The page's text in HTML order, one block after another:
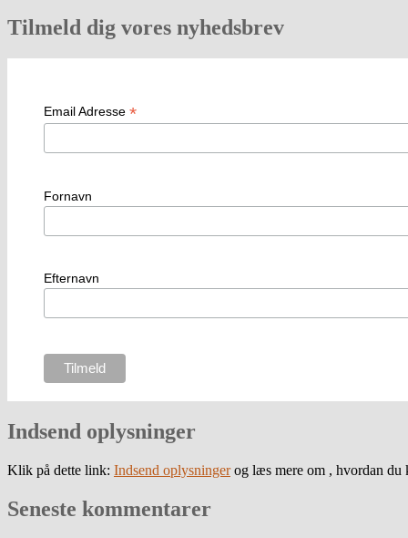
Tilmeld dig vores nyhedsbrev
Email Adresse *
Fornavn
Efternavn
Indsend oplysninger
Klik på dette link: Indsend oplysningerog læs mere om , hvordan du
Seneste kommentarer